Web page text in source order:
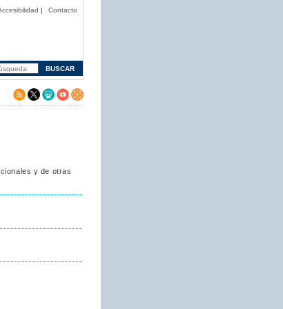
| Contacto
y de otras